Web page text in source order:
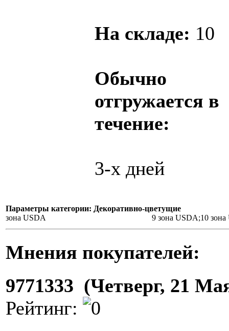
На складе: 10
Обычно
отгружается в
течение:
3-х дней
Параметры категории: Декоративно-цветущие
зона USDA
9 зона USDA;10
Мнения покупателей:
9771333 (Четверг, 21
Рейтинг: